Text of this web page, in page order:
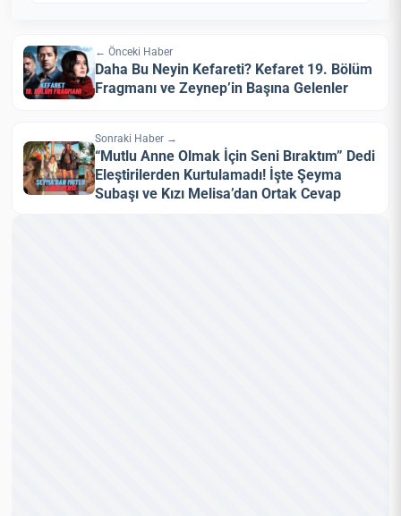
← Önceki Haber
Daha Bu Neyin Kefareti? Kefaret 19. Bölüm
Fragmanı ve Zeynep’in Başına Gelenler
Sonraki Haber →
“Mutlu Anne Olmak İçin Seni Bıraktım” Dedi
Eleştirilerden Kurtulamadı! İşte Şeyma
Subaşı ve Kızı Melisa’dan Ortak Cevap